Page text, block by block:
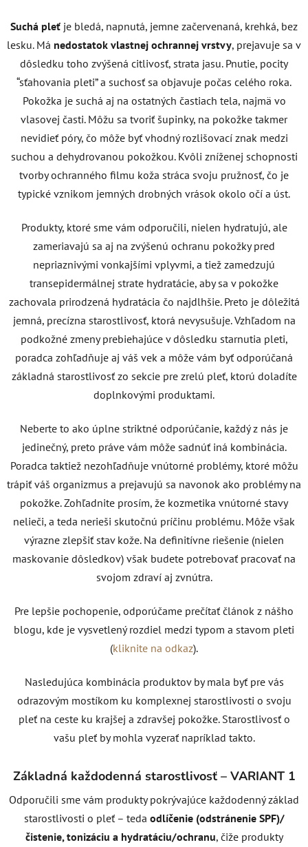
Suchá pleť je bledá, napnutá, jemne začervenaná, krehká, bez
lesku. Má nedostatok vlastnej ochrannej vrstvy, prejavuje sa v
dôsledku toho zvýšená citlivosť, strata jasu. Pnutie, pocity
“sťahovania pleti” a suchosť sa objavuje počas celého roka.
Pokožka je suchá aj na ostatných častiach tela, najmä vo
vlasovej časti. Môžu sa tvoriť šupinky, na pokožke takmer
nevidieť póry, čo môže byť vhodný rozlišovací znak medzi
suchou a dehydrovanou pokožkou. Kvôli zníženej schopnosti
tvorby ochranného filmu koža stráca svoju pružnosť, čo je
typické vznikom jemných drobných vrások okolo očí a úst.
Produkty, ktoré sme vám odporučili, nielen hydratujú, ale
zameriavajú sa aj na zvýšenú ochranu pokožky pred
nepriaznivými vonkajšími vplyvmi, a tiež zamedzujú
transepidermálnej strate hydratácie, aby sa v pokožke
zachovala prirodzená hydratácia čo najdlhšie. Preto je dôležitá
jemná, precízna starostlivosť, ktorá nevysušuje. Vzhľadom na
podkožné zmeny prebiehajúce v dôsledku starnutia pleti,
poradca zohľadňuje aj váš vek a môže vám byť odporúčaná
základná starostlivosť zo sekcie pre zrelú pleť, ktorú doladíte
doplnkovými produktami.
Neberte to ako úplne striktné odporúčanie, každý z nás je
jedinečný, preto práve vám môže sadnúť iná kombinácia.
Poradca taktiež nezohľadňuje vnútorné problémy, ktoré môžu
trápiť váš organizmus a prejavujú sa navonok ako problémy na
pokožke. Zohľadnite prosím, že kozmetika vnútorné stavy
nelieči, a teda nerieši skutočnú príčinu problému. Môže však
výrazne zlepšiť stav kože. Na definitívne riešenie (nielen
maskovanie dôsledkov) však budete potrebovať pracovať na
svojom zdraví aj zvnútra.
Pre lepšie pochopenie, odporúčame prečítať článok z nášho
blogu, kde je vysvetlený rozdiel medzi typom a stavom pleti
(kliknite na odkaz).
Nasledujúca kombinácia produktov by mala byť pre vás
odrazovým mostíkom ku komplexnej starostlivosti o svoju
pleť na ceste ku krajšej a zdravšej pokožke. Starostlivosť o
vašu pleť by mohla vyzerať napríklad takto.
Základná každodenná starostlivosť – VARIANT 1
Odporučili sme vám produkty pokrývajúce každodenný základ
starostlivosti o pleť – teda odlíčenie (odstránenie SPF)/
čistenie, tonizáciu a hydratáciu/ochranu, čiže produkty